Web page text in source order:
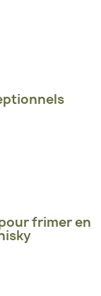
frimer en